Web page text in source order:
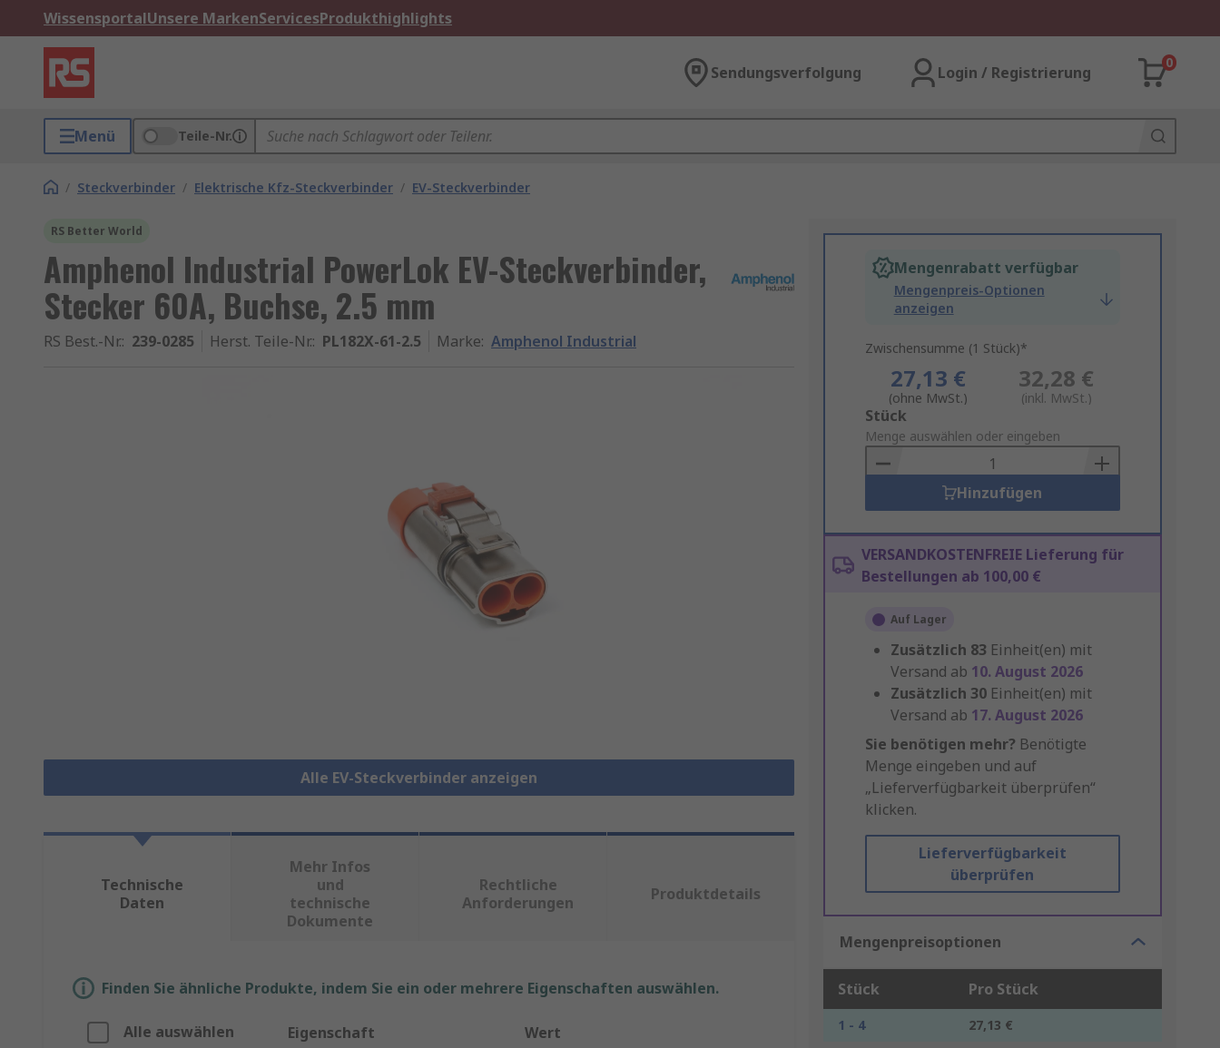
WissensportalUnsere MarkenServicesProdukthighlights
Sendungsverfolgung Login / Registrierung
0
Menü Teile-Nr.
/ Steckverbinder / Elektrische Kfz-Steckverbinder / EV-Steckverbinder
RS Better World
Amphenol Industrial PowerLok EV-Steckverbinder,
Stecker 60A, Buchse, 2.5 mm
RS Best.-Nr.: 239-0285 Herst. Teile-Nr.: PL182X-61-2.5 Marke: Amphenol Industrial
Alle EV-Steckverbinder anzeigen
Mengenrabatt verfügbar
Mengenpreis-Optionen
anzeigen
Zwischensumme (1 Stück)*
27,13 €
(ohne MwSt.)
32,28 €
(inkl. MwSt.)
Add
to
Basket
Stück
Menge auswählen oder eingeben
Hinzufügen
VERSANDKOSTENFREIE Lieferung für
Bestellungen ab 100,00 €
Auf Lager
Zusätzlich 83 Einheit(en) mit
Versand ab 10. August 2026
Zusätzlich 30 Einheit(en) mit
Versand ab 17. August 2026
Sie benötigen mehr? Benötigte
Menge eingeben und auf
„Lieferverfügbarkeit überprüfen“
klicken.
Lieferverfügbarkeit
überprüfen
Mengenpreisoptionen
Stück Pro Stück
1 - 4
27,13 €
Technische
Daten
Mehr Infos
und
technische
Dokumente
Rechtliche
Anforderungen
Produktdetails
Finden Sie ähnliche Produkte, indem Sie ein oder mehrere Eigenschaften auswählen.
Alle auswählen Eigenschaft Wert